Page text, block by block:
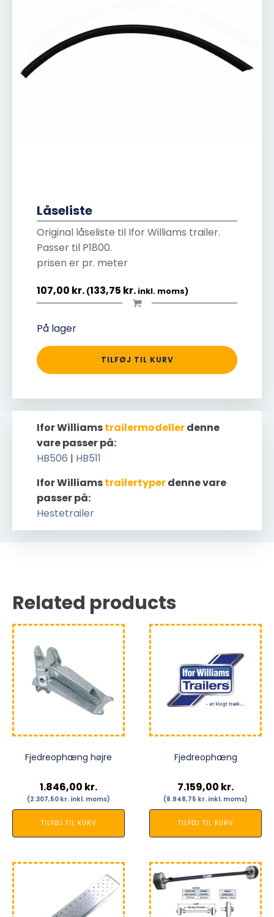
Låseliste
Original låseliste til Ifor Williams trailer.
Passer til P1800.
prisen er pr. meter
107,00 kr. (133,75 kr. inkl. moms)
På lager
TILFØJ TIL KURV
Ifor Williamstrailertyperdenne vare
passer på:
Hestetrailer
Ifor Williamstrailermodellerdenne
vare passer på:
HB506 | HB511
Related products
Fjedreophæng højre
1.846,00 kr.
(2.307,50 kr. inkl. moms)
TILFØJ TIL KURV
Fjedreophæng
7.159,00 kr.
(8.948,75 kr. inkl. moms)
TILFØJ TIL KURV